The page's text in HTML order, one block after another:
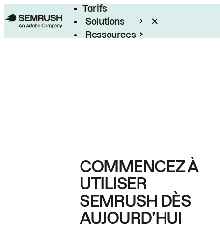
Tarifs
Solutions
Ressources
COMMENCEZ À
UTILISER
SEMRUSH DÈS
AUJOURD’HUI